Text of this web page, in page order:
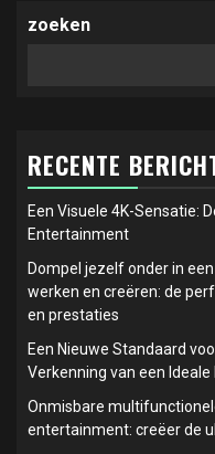
zoeken
RECENTE
Een Visuele 4K-Sensatie:
Entertainment
Dompel jezelf onder in
werken en creëren: de
en prestaties
Een Nieuwe Standaard
Verkenning van een Ideale
Onmisbare
entertainment: creëer de